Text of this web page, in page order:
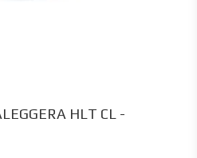
HLT CL -